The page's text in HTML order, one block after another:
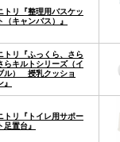
トリ『整理用バスケッ
（キャンバス）』
トリ『ふっくら、さら
らキルトシリーズ（イ
ル） 授乳クッショ
』
トリ『トイレ用サポー
足置台』